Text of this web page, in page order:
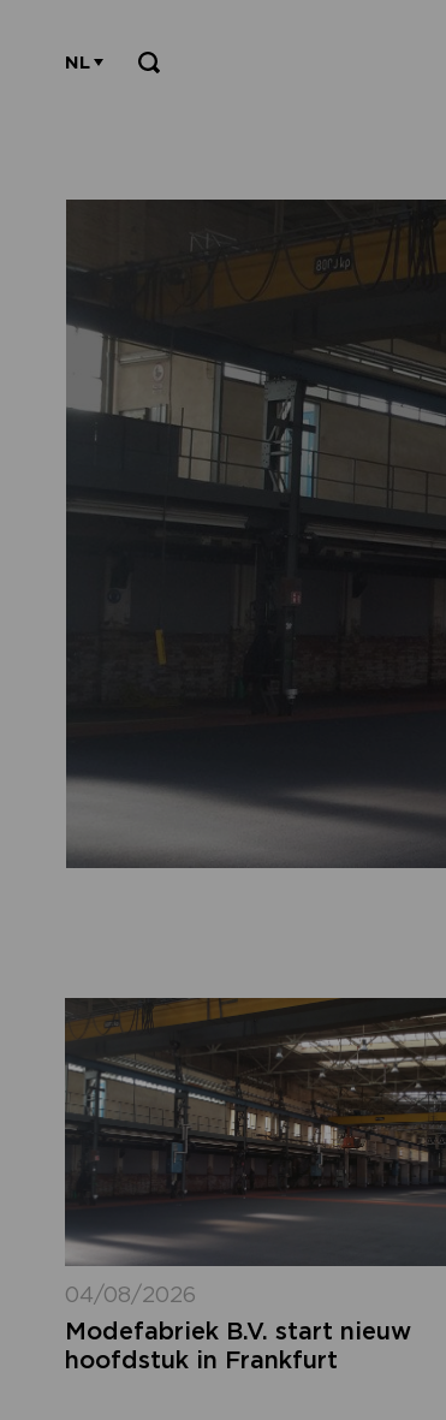
NL
04/08/2026
Modefabriek B.V. start nieuw
hoofdstuk in Frankfurt